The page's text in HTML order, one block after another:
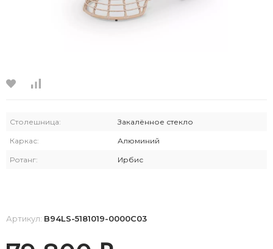
Столешница: Закалённое стекло
Каркас: Алюминий
Ротанг: Ирбис
Артикул: B94LS-5181019-0000C03